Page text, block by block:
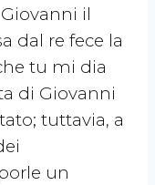
il
dal re fece la
tu mi dia
di Giovanni
tuttavia, a
un